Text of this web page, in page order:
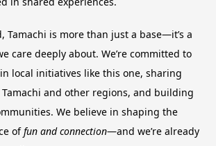
Tamachi is more than just a base—it’s a
care deeply about. We’re committed to
local initiatives like this one, sharing
and other regions, and building
We believe in shaping the
offun and connection—and we’re already